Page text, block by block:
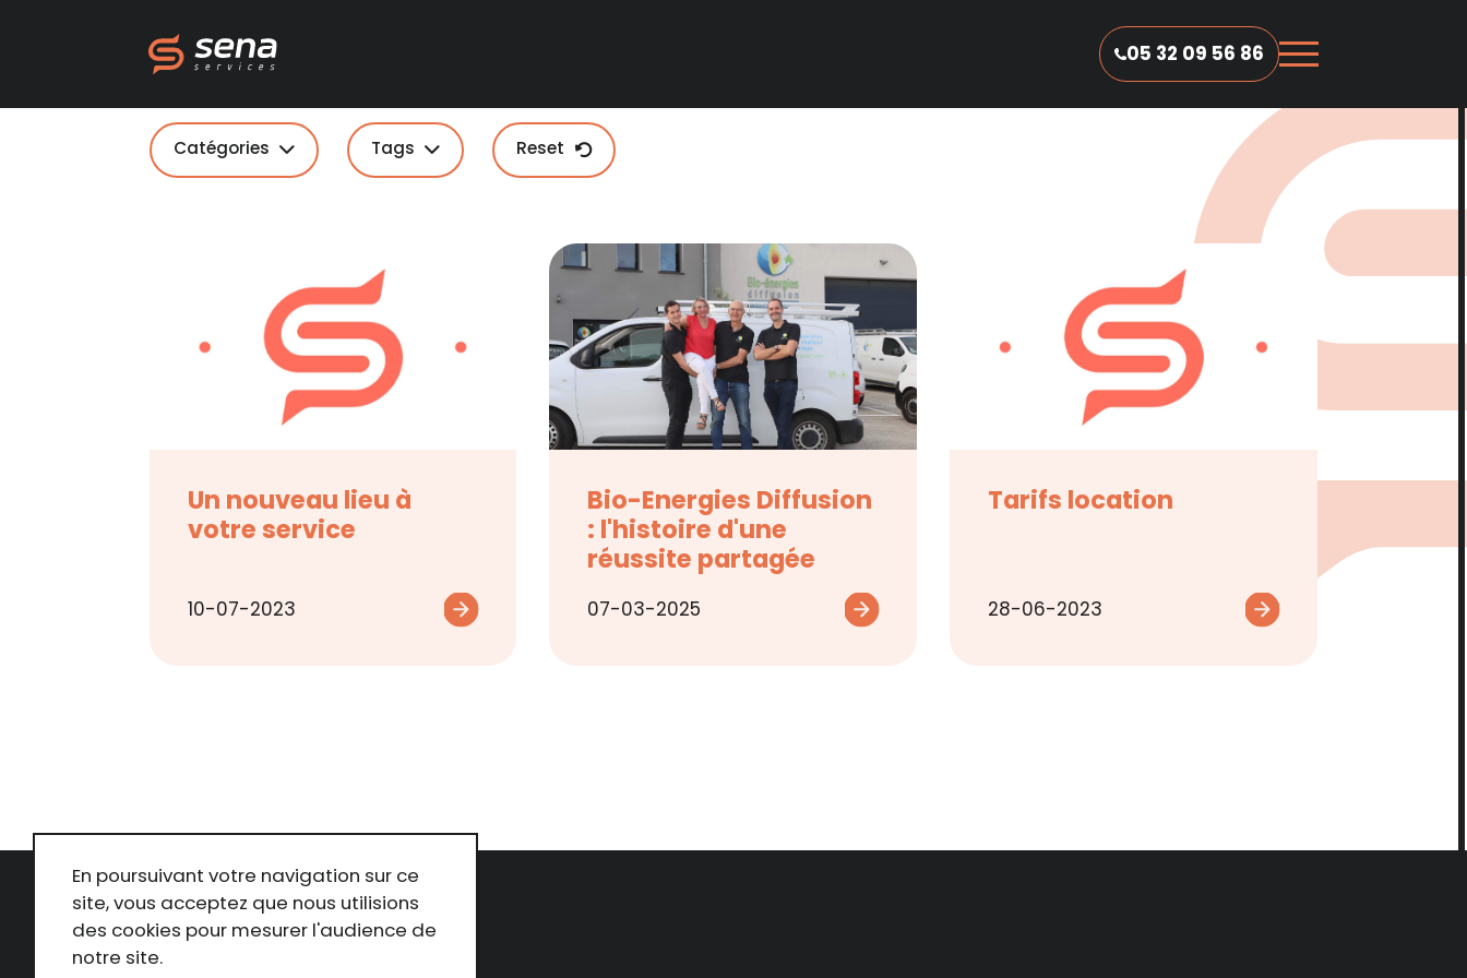
05 32 09 56 86
Catégories Tags Reset
Un nouveau lieu à
votre service
10-07-2023
Bio-Energies Diffusion
: l'histoire d'une
réussite partagée
07-03-2025
Tarifs location
28-06-2023
En poursuivant votre navigation sur ce
site, vous acceptez que nous utilisions
des cookies pour mesurer l'audience de
notre site.